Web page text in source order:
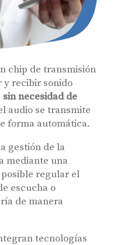
chip de transmisión
y recibir sonido
sin necesidad de
audio se transmite
forma automática.
gestión de la
mediante una
regular el
escucha o
de manera
tecnologías